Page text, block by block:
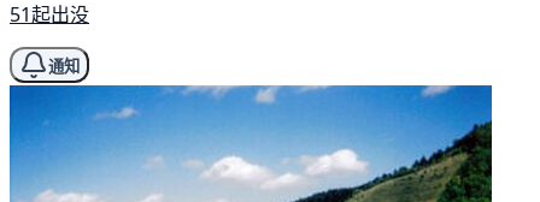
51起出没
通知